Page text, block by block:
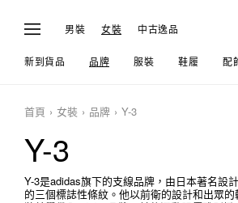
男裝 女裝 中古逸品
新到貨品 品牌 服裝 鞋履 配
首頁 女裝 品牌 Y-3
Y-3
Y-3是adidas旗下的支線品牌，由日本著名設
的三個標誌性條紋。他以前衛的設計和出眾